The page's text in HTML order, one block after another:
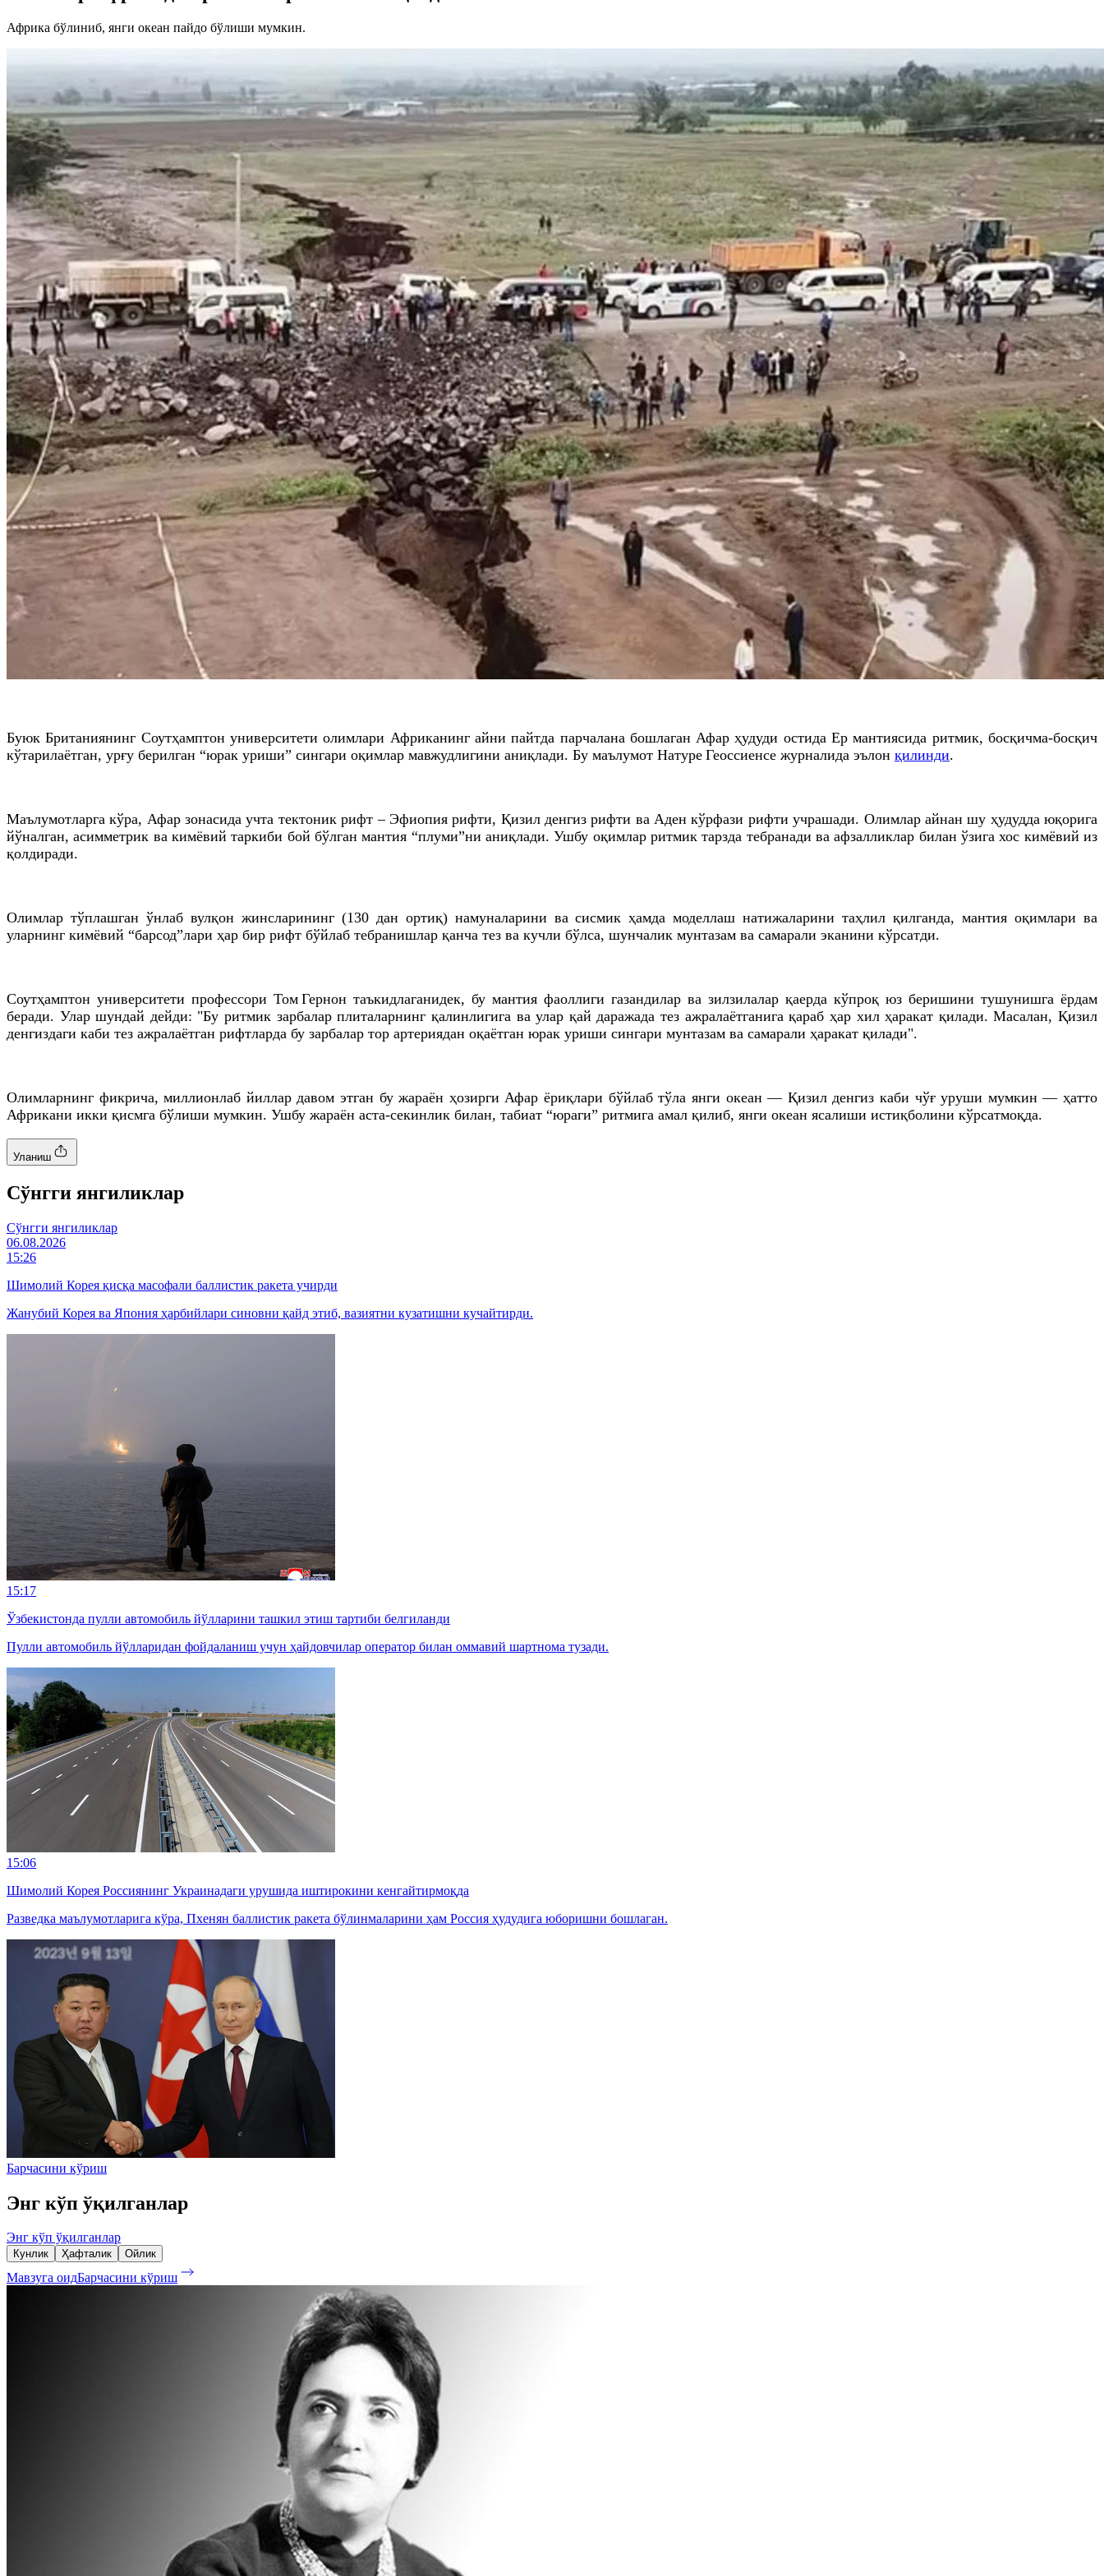
Африка бўлиниб, янги океан пайдо бўлиши мумкин.
Буюк Британиянинг Соутҳамптон университети олимлари Африканинг айни пайтда парчалана бошлаган Афар ҳудуди остида Ер мантиясида ритмик, босқичма-босқич
кўтарилаётган, урғу берилган “юрак уриши” сингари оқимлар мавжудлигини аниқлади. Бу маълумот Натуре Геоссиенсе журналида эълон қилинди.
Маълумотларга кўра, Афар зонасида учта тектоник рифт – Эфиопия рифти, Қизил денгиз рифти ва Аден кўрфази рифти учрашади. Олимлар айнан шу ҳудудда юқорига
йўналган, асимметрик ва кимёвий таркиби бой бўлган мантия “плуми”ни аниқлади. Ушбу оқимлар ритмик тарзда тебранади ва афзалликлар билан ўзига хос кимёвий из
қолдиради.
Олимлар тўплашган ўнлаб вулқон жинсларининг (130 дан ортиқ) намуналарини ва сисмик ҳамда моделлаш натижаларини таҳлил қилганда, мантия оқимлари ва
уларнинг кимёвий “барсод”лари ҳар бир рифт бўйлаб тебранишлар қанча тез ва кучли бўлса, шунчалик мунтазам ва самарали эканини кўрсатди.
Соутҳамптон университети профессори Том Гернон таъкидлаганидек, бу мантия фаоллиги газандилар ва зилзилалар қаерда кўпроқ юз беришини тушунишга ёрдам
беради. Улар шундай дейди: "Бу ритмик зарбалар плиталарнинг қалинлигига ва улар қай даражада тез ажралаётганига қараб ҳар хил ҳаракат қилади. Масалан, Қизил
денгиздаги каби тез ажралаётган рифтларда бу зарбалар тор артериядан оқаётган юрак уриши сингари мунтазам ва самарали ҳаракат қилади".
Олимларнинг фикрича, миллионлаб йиллар давом этган бу жараён ҳозирги Афар ёриқлари бўйлаб тўла янги океан — Қизил денгиз каби чўғ уруши мумкин — ҳатто
Африкани икки қисмга бўлиши мумкин. Ушбу жараён аста-секинлик билан, табиат “юраги” ритмига амал қилиб, янги океан ясалиши истиқболини кўрсатмоқда.
Уланиш
Cўнгги янгиликлар
Cўнгги янгиликлар
06.08.2026
15:26
Шимолий Корея қисқа масофали баллистик ракета учирди
Жанубий Корея ва Япония ҳарбийлари синовни қайд этиб, вазиятни кузатишни кучайтирди.
15:17
Ўзбекистонда пулли автомобиль йўлларини ташкил этиш тартиби белгиланди
Пулли автомобиль йўлларидан фойдаланиш учун ҳайдовчилар оператор билан оммавий шартнома тузади.
15:06
Шимолий Корея Россиянинг Украинадаги урушида иштирокини кенгайтирмоқда
Разведка маълумотларига кўра, Пхенян баллистик ракета бўлинмаларини ҳам Россия ҳудудига юборишни бошлаган.
Барчасини кўриш
Энг кўп ўқилганлар
Энг кўп ўқилганлар
Кунлик Ҳафталик Ойлик
Мавзуга оидБарчасини кўриш